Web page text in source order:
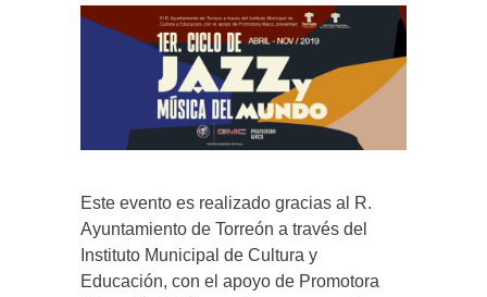
Este evento es realizado gracias al R.
Ayuntamiento de Torreón a través del
Instituto Municipal de Cultura y
Educación, con el apoyo de Promotora